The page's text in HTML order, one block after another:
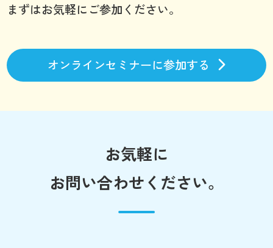
まずはお気軽にご参加ください。
オンラインセミナーに参加する
お気軽に
お問い合わせください。